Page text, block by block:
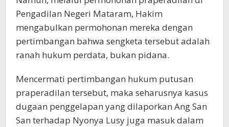
Pengadilan Negeri Mataram, Hakim
mengabulkan permohonan mereka dengan
pertimbangan bahwa sengketa tersebut adalah
ranah hukum perdata, bukan pidana.
Mencermati pertimbangan hukum putusan
praperadilan tersebut, maka seharusnya kasus
dugaan penggelapan yang dilaporkan Ang San
San terhadap Nyonya Lusy juga masuk dalam